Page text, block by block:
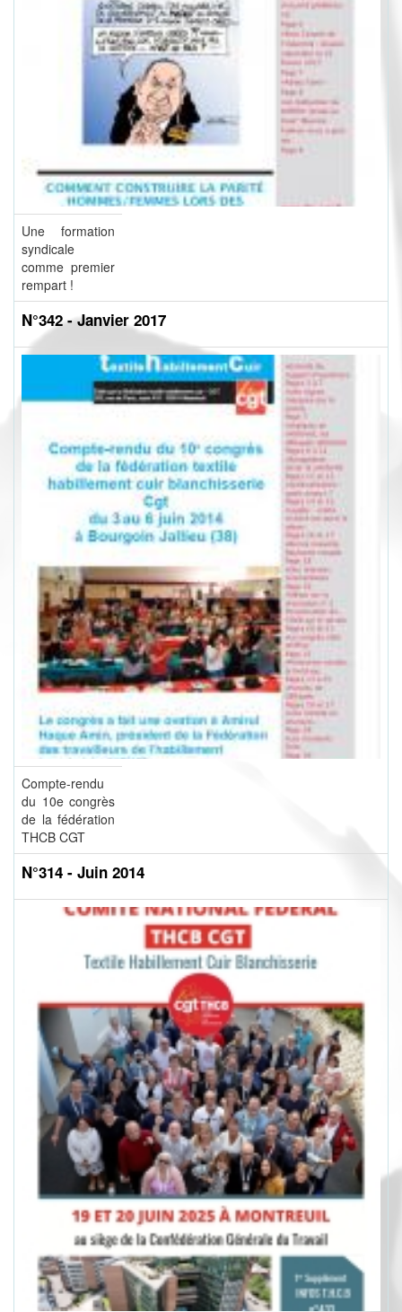
Une formation
syndicale
comme premier
rempart !
N°342 - Janvier 2017
Compte-rendu
du 10e congrès
de la fédération
THCB CGT
N°314 - Juin 2014